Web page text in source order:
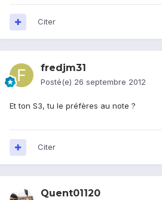
Citer
fredjm31
Posté(e) 26 septembre 2012
Et ton S3, tu le préfères au note ?
Citer
Quent01120